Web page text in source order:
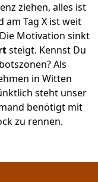
ziehen, alles ist
Tag X ist weit
Motivation sinkt
steigt. Kennst Du
Als
in Witten
steht unser
benötigt mit
zu rennen.